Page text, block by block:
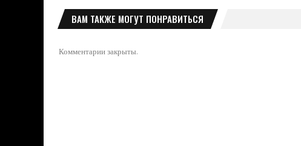
ВАМ ТАКЖЕ МОГУТ ПОНРАВИТЬСЯ
Комментарии закрыты.